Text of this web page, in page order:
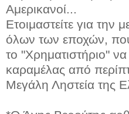
Αμερικανοί...
Ετοιμαστείτε για την
όλων των εποχών,
το "Χρηματιστήριο"
καραμέλας από
Μεγάλη Ληστεία της